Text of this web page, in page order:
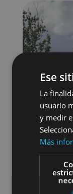
Ese
La
usuario
y medir
Más